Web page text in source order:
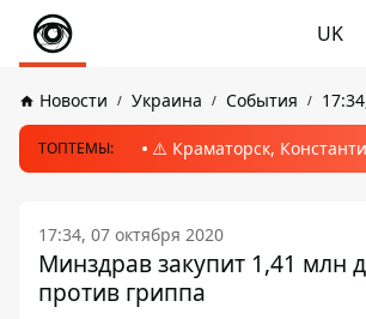
UK
Новости Украина События
ТОПТЕМЫ: ⚠️ Краматорск,
17:34, 07 октября 2020
Минздрав закупит 1,41 млн
против гриппа